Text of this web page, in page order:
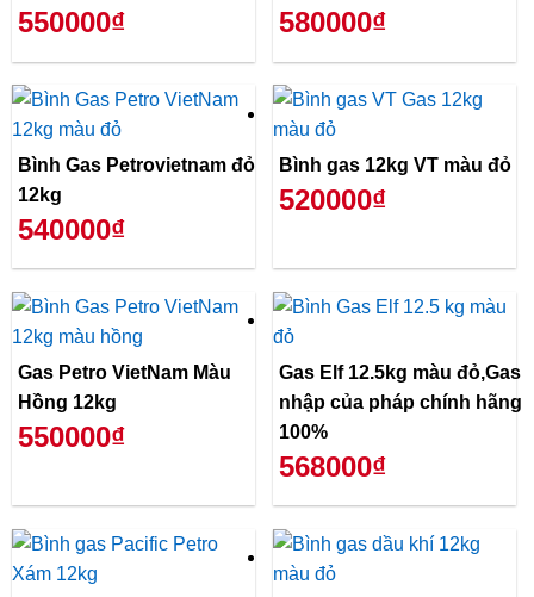
550000₫ 580000₫
Bình Gas Petrovietnam đỏ
12kg
540000₫
Bình gas 12kg VT màu đỏ
520000₫
Gas Petro VietNam Màu
Hồng 12kg
550000₫
Gas Elf 12.5kg màu đỏ,Gas
nhập của pháp chính hãng
100%
568000₫